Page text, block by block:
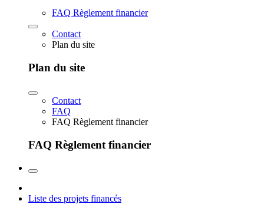
FAQ Règlement financier
Contact
Plan du site
Plan du site
Contact
FAQ
FAQ Règlement financier
FAQ Règlement financier
Liste des projets financés